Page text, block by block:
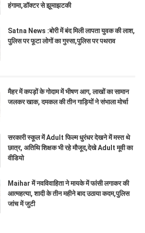
हंगामा,डॉक्टर से झूमाझटकी
Satna News :बोरी में बंद मिली लापता युवक की लाश,
पुलिस पर फूटा लोगों का गुस्सा,पुलिस पर पथराव
मैहर में कपड़ों के गोदाम में भीषण आग, लाखों का सामान
जलकर खाक, दमकल की तीन गाड़ियों ने संभाला मोर्चा
सरकारी स्कूल में Adult फिल्म धुरंधर देखने में मस्त थे
छात्र, अतिथि शिक्षक भी रहे मौजूद,देखे Adult मूवी का
वीडियो
Maihar में नवविवाहिता ने मायके में फांसी लगाकर की
आत्महत्या, शादी के तीन महीने बाद उठाया कदम,पुलिस
जांच में जुटी